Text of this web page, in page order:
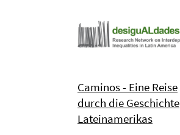
Caminos - Eine Reise
durch die Geschichte
Lateinamerikas